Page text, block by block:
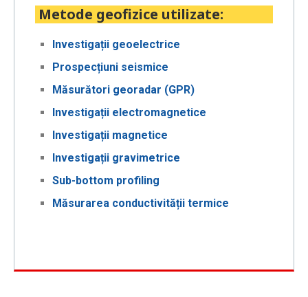
Metode geofizice utilizate:
Investigații geoelectrice
Prospecțiuni seismice
Măsurători georadar (GPR)
Investigații electromagnetice
Investigații magnetice
Investigații gravimetrice
Sub-bottom profiling
Măsurarea conductivității termice